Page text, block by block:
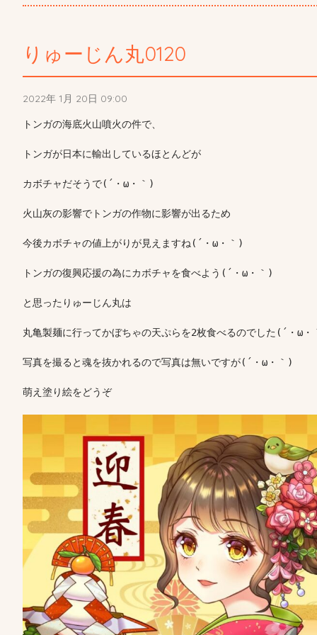
りゅーじん丸0120
2022年 1月 20日 09:00
トンガの海底火山噴火の件で、
トンガが日本に輸出しているほとんどが
カボチャだそうで(´・ω・｀)
火山灰の影響でトンガの作物に影響が出るため
今後カボチャの値上がりが見えますね(´・ω・｀)
トンガの復興応援の為にカボチャを食べよう(´・ω・｀)
と思ったりゅーじん丸は
丸亀製麺に行ってかぼちゃの天ぷらを2枚食べるのでした(´・ω・
写真を撮ると魂を抜かれるので写真は無いですが(´・ω・｀)
萌え塗り絵をどうぞ